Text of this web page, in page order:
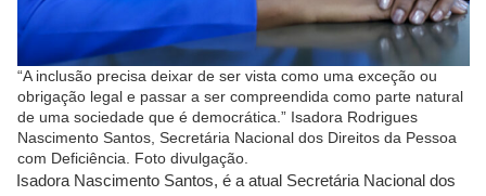
“A inclusão precisa deixar de ser vista como uma exceção ou
obrigação legal e passar a ser compreendida como parte natural
de uma sociedade que é democrática.” Isadora Rodrigues
Nascimento Santos, Secretária Nacional dos Direitos da Pessoa
com Deficiência. Foto divulgação.
Isadora Nascimento Santos, é a atual Secretária Nacional dos